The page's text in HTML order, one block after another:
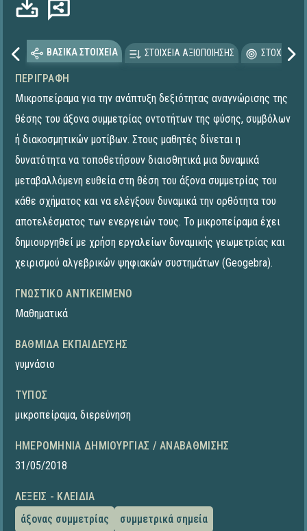
ΒΑΣΙΚΑ ΣΤΟΙΧΕΙΑ ΣΤΟΙΧΕΙΑ ΑΞΙΟΠΟΙΗΣΗΣ
ΠΕΡΙΓΡΑΦΉ
Μικροπείραμα για την ανάπτυξη δεξιότητας αναγνώρισης της
θέσης του άξονα συμμετρίας οντοτήτων της φύσης, συμβόλων
ή διακοσμητικών μοτίβων. Στους μαθητές δίνεται η
δυνατότητα να τοποθετήσουν διαισθητικά μια δυναμικά
μεταβαλλόμενη ευθεία στη θέση του άξονα συμμετρίας του
κάθε σχήματος και να ελέγξουν δυναμικά την ορθότητα του
αποτελέσματος των ενεργειών τους. To μικροπείραμα έχει
δημιουργηθεί με χρήση εργαλείων δυναμικής γεωμετρίας και
χειρισμού αλγεβρικών ψηφιακών συστημάτων (Geogebra).
ΓΝΩΣΤΙΚΌ ΑΝΤΙΚΕΊΜΕΝΟ
Μαθηματικά
ΒΑΘΜΊΔΑ ΕΚΠΑΊΔΕΥΣΗΣ
γυμνάσιο
ΤΎΠΟΣ
μικροπείραμα, διερεύνηση
ΗΜΕΡΟΜΗΝΊΑ ΔΗΜΙΟΥΡΓΊΑΣ / ΑΝΑΒΆΘΜΙΣΗΣ
31/05/2018
ΛΈΞΕΙΣ - ΚΛΕΙΔΙΆ
άξονας συμμετρίας
συμμετρικά σημεία